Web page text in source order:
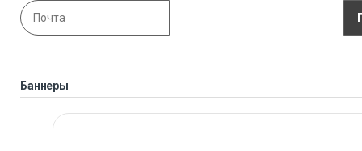
Баннеры